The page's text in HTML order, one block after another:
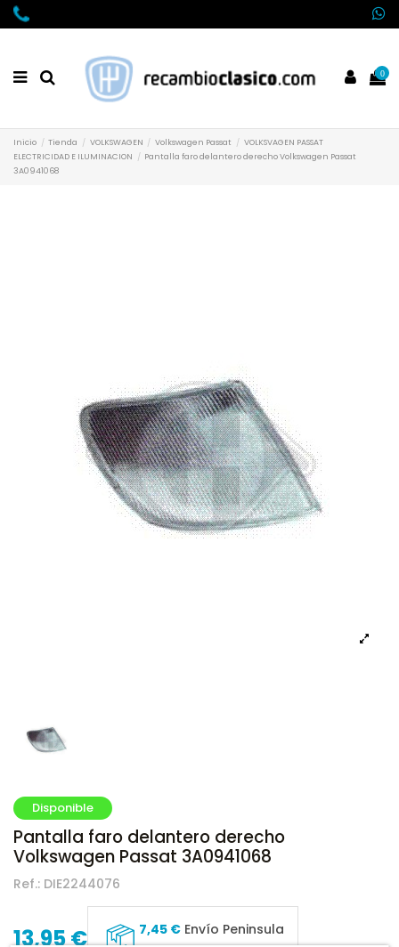
0
Inicio Tienda VOLKSWAGEN Volkswagen Passat
VOLKSVAGEN PASSAT
ELECTRICIDAD E ILUMINACION
Pantalla faro delantero derecho Volkswagen Passat
3A0941068
Disponible
Pantalla faro delantero derecho
Volkswagen Passat 3A0941068
Ref.: DIE2244076
13,95 € 7,45 € Envío Peninsula